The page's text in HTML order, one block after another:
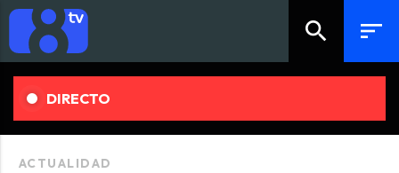
search sort
DIRECTO
ACTUALIDAD